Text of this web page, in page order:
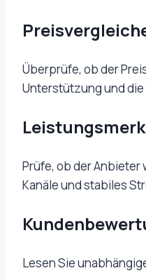
Überprüfe, ob der
Unterstützung und die
Prüfe, ob der
Kanäle und stabiles
Lesen Sie